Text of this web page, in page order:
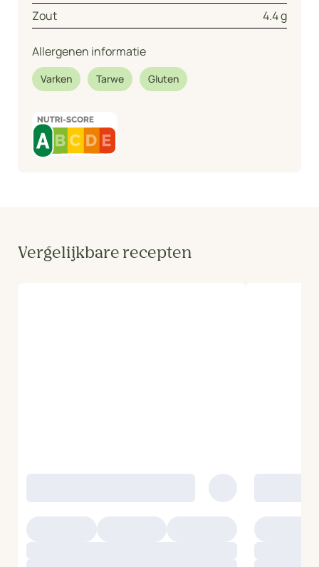
Zout
4.4 g
Allergenen informatie
Varken Tarwe Gluten
Vergelijkbare recepten